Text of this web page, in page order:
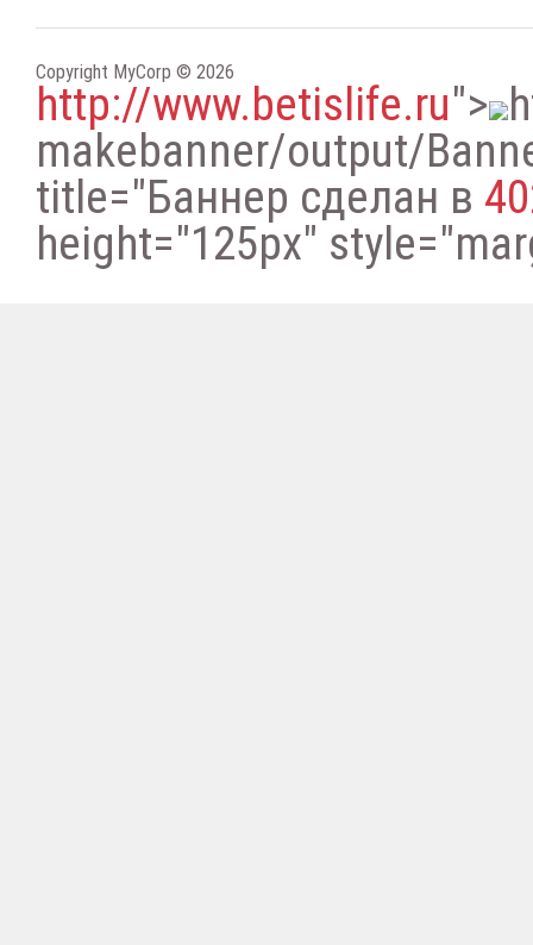
Copyright MyCorp © 2026
http://www.betislife.ru">
makebanner/output/
title="Баннер сделан в
height="125px"